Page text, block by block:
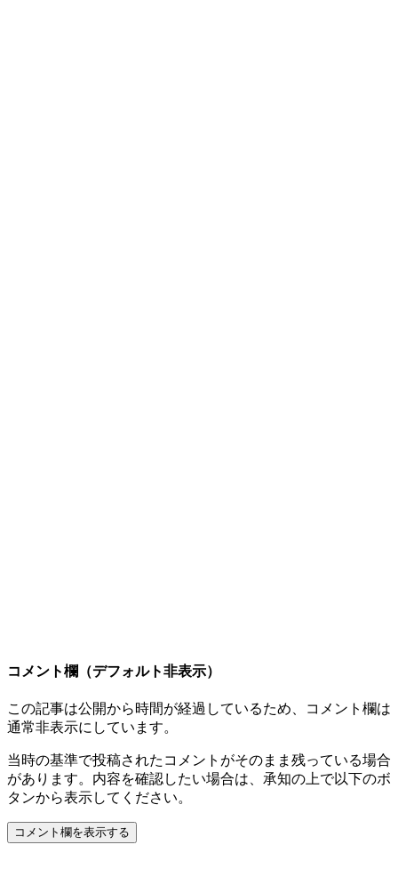
コメント欄（デフォルト非表示）
この記事は公開から時間が経過しているため、コメント欄は
通常非表示にしています。
当時の基準で投稿されたコメントがそのまま残っている場合
があります。内容を確認したい場合は、承知の上で以下のボ
タンから表示してください。
コメント欄を表示する